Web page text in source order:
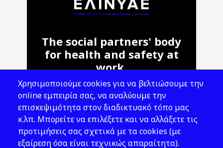
The social partners' body
for health and safety at
work.
Address: 143 Liosion & 6 Thirsiou, 104
45, Athens
T: 210 82 00 100
e: info@elinyae.gr
Χρησιμοποιούμε cookies για να βελτιώσουμε την
online εμπειρία σας, να αναλύουμε την
επισκεψιμότητα στον διαδικτυακό τόπο μας
κ.λπ. Μπορείτε να επιλέξετε και να αλλάξετε τις
προτιμήσεις σας σχετικά με τα cookies (με
εξαίρεση όσα είναι τεχνικώς απαραίτητα).